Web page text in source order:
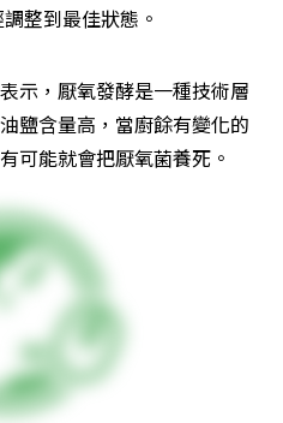
整到最佳狀態。
示，厭氧發酵是一種技術層
鹽含量高，當廚餘有變化的
可能就會把厭氧菌養死。